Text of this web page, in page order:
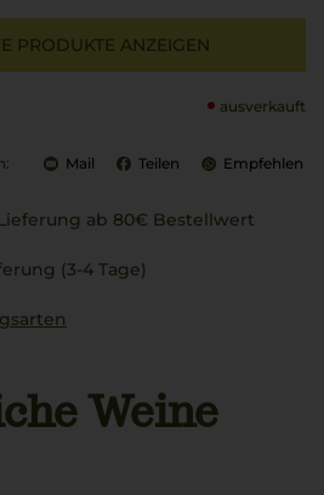
PRODUKTE ANZEIGEN
ausverkauft
Mail Teilen Empfehlen
ab 80€ Bestellwert
(3-4 Tage)
Weine